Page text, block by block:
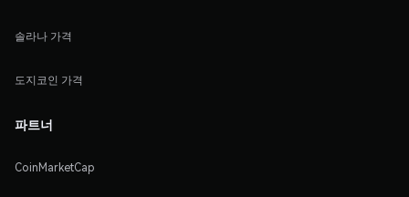
솔라나 가격
도지코인 가격
파트너
CoinMarketCap